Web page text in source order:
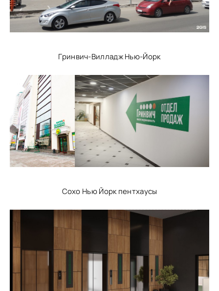
Гринвич-Вилладж Нью-Йорк
Сохо Нью Йорк пентхаусы